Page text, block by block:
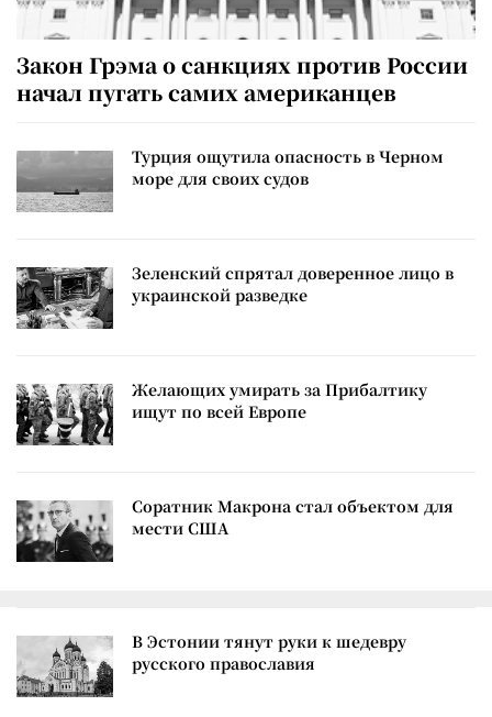
Закон Грэма о санкциях против России
начал пугать самих американцев
Турция ощутила опасность в Черном
море для своих судов
Зеленский спрятал доверенное лицо в
украинской разведке
Желающих умирать за Прибалтику
ищут по всей Европе
Соратник Макрона стал объектом для
мести США
В Эстонии тянут руки к шедевру
русского православия